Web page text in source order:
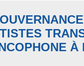
À